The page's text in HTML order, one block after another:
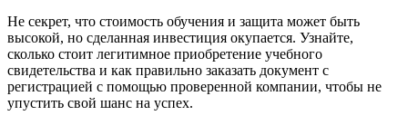
Не секрет, что стоимость обучения и защита может быть
высокой, но сделанная инвестиция окупается. Узнайте,
сколько стоит легитимное приобретение учебного
свидетельства и как правильно заказать документ с
регистрацией с помощью проверенной компании, чтобы не
упустить свой шанс на успех.